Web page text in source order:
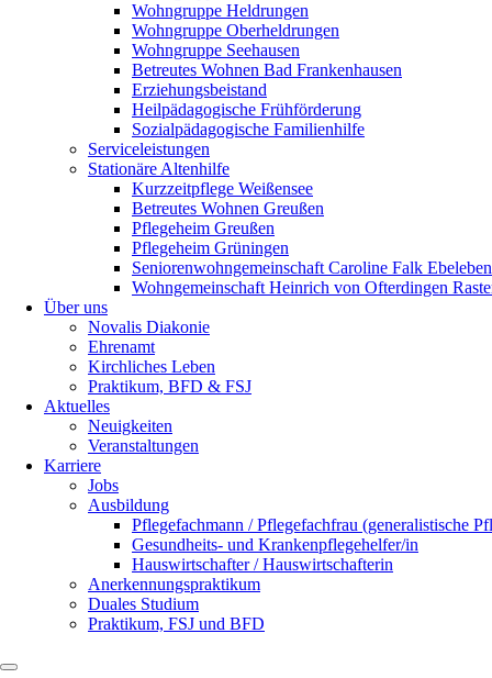
Wohngruppe Heldrungen
Wohngruppe Oberheldrungen
Wohngruppe Seehausen
Betreutes Wohnen Bad Frankenhausen
Erziehungsbeistand
Heilpädagogische Frühförderung
Sozialpädagogische Familienhilfe
Serviceleistungen
Stationäre Altenhilfe
Kurzzeitpflege Weißensee
Betreutes Wohnen Greußen
Pflegeheim Greußen
Pflegeheim Grüningen
Seniorenwohngemeinschaft Caroline Falk Ebeleben
Wohngemeinschaft Heinrich von Ofterdingen
Über uns
Novalis Diakonie
Ehrenamt
Kirchliches Leben
Praktikum, BFD & FSJ
Aktuelles
Neuigkeiten
Veranstaltungen
Karriere
Jobs
Ausbildung
Pflegefachmann / Pflegefachfrau (generalistische
Gesundheits- und Krankenpflegehelfer/in
Hauswirtschafter / Hauswirtschafterin
Anerkennungspraktikum
Duales Studium
Praktikum, FSJ und BFD